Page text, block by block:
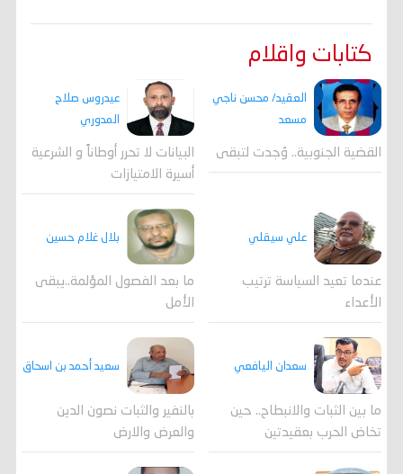
كتابات واقلام
العقيد/ محسن ناجي
مسعد
القضية الجنوبية.. وُجدت لتبقى
عيدروس صلاح
المدوري
البيانات لا تحرر أوطاناً و الشرعية
أسيرة الامتيازات
علي سيقلي
عندما تعيد السياسة ترتيب
الأعداء
بلال غلام حسين
ما بعد الفصول المؤلمة..يبقى
الأمل
سعدان اليافعي
ما بين الثبات والانبطاح.. حين
تخاض الحرب بعقيدتين
سعيد أحمد بن اسحاق
بالنفير والثبات نصون الدين
والعرض والارض